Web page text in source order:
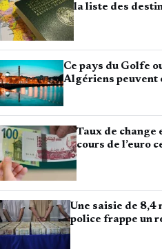
la liste des
Ce pays du Golfe
Algériens peuvent
Taux de change
cours de l’euro
Une saisie de 8,4
police frappe un